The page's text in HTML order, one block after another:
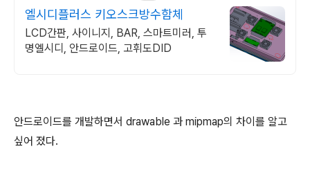
엘시디플러스 키오스크방수함체
LCD간판, 사이니지, BAR, 스마트미러, 투
명엘시디, 안드로이드, 고휘도DID
안드로이드를 개발하면서 drawable 과 mipmap의 차이를 알고
싶어 졌다.